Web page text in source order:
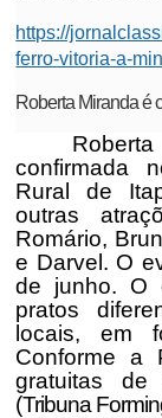
https://
ferro-vitoria-a-
Roberta Miranda é
confirmada
Rural de
outras
Romário,
e Darvel. O
de junho.
O
pratos
locais, em
Conforme a
gratuitas de
(Tribuna